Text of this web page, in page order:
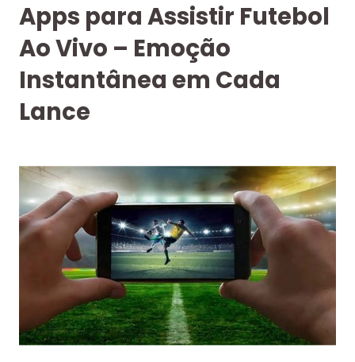
Apps para Assistir Futebol
Ao Vivo – Emoção
Instantânea em Cada
Lance